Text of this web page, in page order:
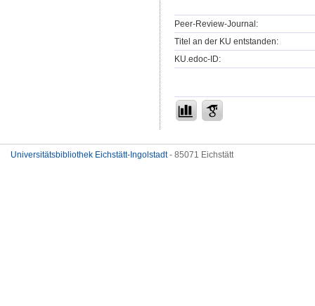
Peer-Review-Journal:
Titel an der KU entstanden:
KU.edoc-ID:
Universitätsbibliothek Eichstätt-Ingolstadt- 85071 Eichstätt